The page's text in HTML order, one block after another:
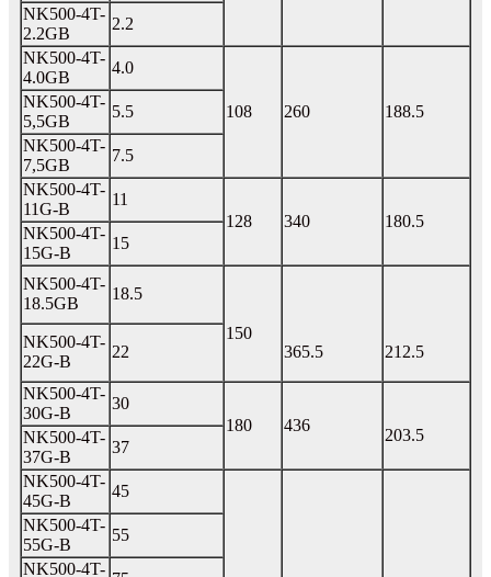
NK500-4T-
2.2GB
2.2
NK500-4T-
4.0GB
4.0
108 260 188.5
NK500-4T-
5,5GB
5.5
NK500-4T-
7,5GB
7.5
NK500-4T-
11G-B
11
128
340 180.5
NK500-4T-
15G-B
15
NK500-4T-
18.5GB
18.5
150
365.5
212.5
NK500-4T-
22G-B
22
NK500-4T-
30G-B
30
180
436
203.5
NK500-4T-
37G-B
37
NK500-4T-
45G-B
45
NK500-4T-
55G-B
55
NK500-4T-